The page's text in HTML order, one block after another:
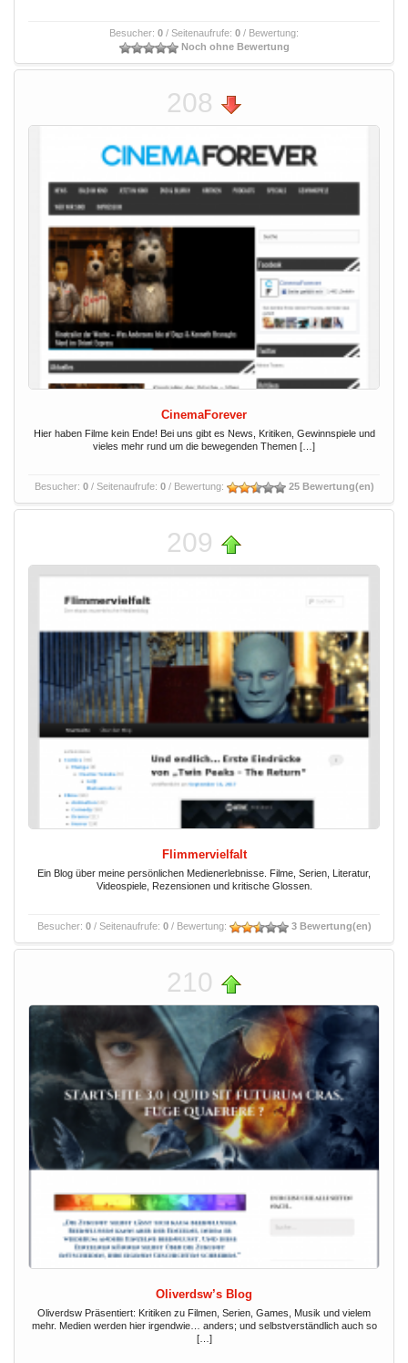
Besucher: 0 / Seitenaufrufe: 0 / Bewertung:
Noch ohne Bewertung
208
CinemaForever
Hier haben Filme kein Ende! Bei uns gibt es News, Kritiken, Gewinnspiele und
vieles mehr rund um die bewegenden Themen […]
Besucher: 0/ Seitenaufrufe: 0/ Bewertung: 25 Bewertung(en)
209
Flimmervielfalt
Ein Blog über meine persönlichen Medienerlebnisse. Filme, Serien, Literatur,
Videospiele, Rezensionen und kritische Glossen.
Besucher: 0/ Seitenaufrufe: 0/ Bewertung: 3 Bewertung(en)
210
Oliverdsw’s Blog
Oliverdsw Präsentiert: Kritiken zu Filmen, Serien, Games, Musik und vielem
mehr. Medien werden hier irgendwie… anders; und selbstverständlich auch so
[…]